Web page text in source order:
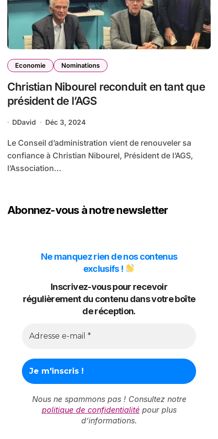
Economie Nominations
Christian Nibourel reconduit en tant que
président de l’AGS
DDavid Déc 3, 2024
Le Conseil d’administration vient de renouveler sa
confiance à Christian Nibourel, Président de l’AGS,
l’Association...
Abonnez-vous à notre newsletter
Ne manquez rien de nos contenus
exclusifs !
Inscrivez-vous pour recevoir
régulièrement du contenu dans votre boîte
de réception.
Nous ne spammons pas ! Consultez notre
politique de confidentialitépour plus
d’informations.